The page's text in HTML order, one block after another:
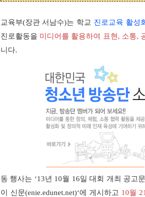
교육부(장관 서남수)는 학교 진로교육 활성
진로활동을 미디어를 활용하여 표현, 소통,
니다.
동 행사는 ‘13년 10월 16일 대회 개최 공고
이 신문(enie.edunet.net)‘에 게시하고 10월